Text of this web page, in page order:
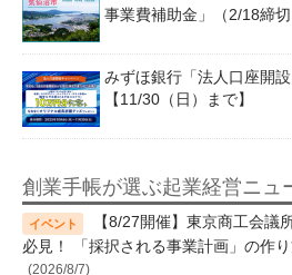
事業費補助金」（2/18締切
みずほ銀行「法人口座開
【11/30（日）まで】
創業手帳が選ぶ起業経営ニュ
【8/27開催】東京商工会議
必見！ 「採択される事業計画」の作り
(2026/8/7)